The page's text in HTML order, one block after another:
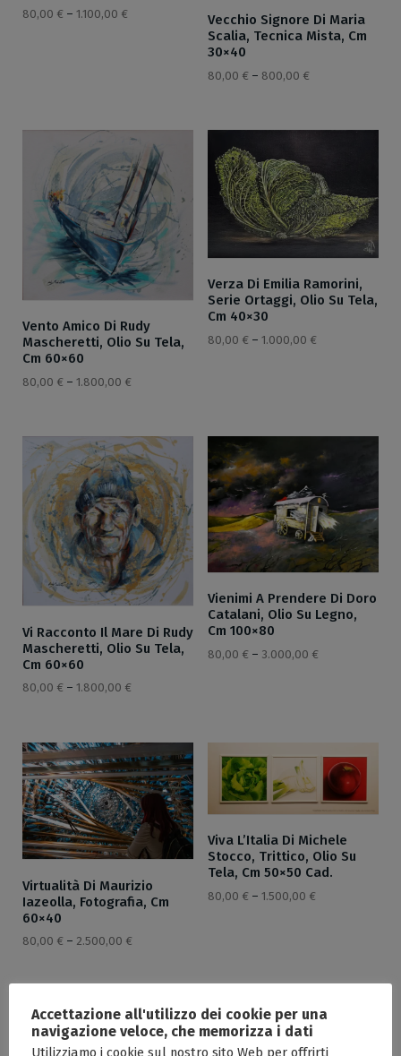
80,00 € – 1.100,00 €
Vecchio Signore Di Maria
Scalia, Tecnica Mista, Cm
30×40
80,00 € – 800,00 €
Vento Amico Di Rudy
Mascheretti, Olio Su Tela,
Cm 60×60
80,00 € – 1.800,00 €
Verza Di Emilia Ramorini,
Serie Ortaggi, Olio Su Tela,
Cm 40×30
80,00 € – 1.000,00 €
Vi Racconto Il Mare Di Rudy
Mascheretti, Olio Su Tela,
Cm 60×60
80,00 € – 1.800,00 €
Vienimi A Prendere Di Doro
Catalani, Olio Su Legno,
Cm 100×80
80,00 € – 3.000,00 €
Virtualità Di Maurizio
Iazeolla, Fotografia, Cm
60×40
80,00 € – 2.500,00 €
Viva L’Italia Di Michele
Stocco, Trittico, Olio Su
Tela, Cm 50×50 Cad.
80,00 € – 1.500,00 €
Accettazione all'utilizzo dei cookie per una
navigazione veloce, che memorizza i dati
Utilizziamo i cookie sul nostro sito Web per offrirti